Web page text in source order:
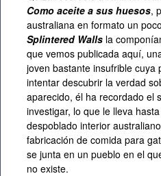
Como aceite a sus huesos,
australiana en formato un
Splintered Walls la
que vemos publicada aquí,
joven bastante insufrible cuya
intentar descubrir la verdad
aparecido, él ha recordado el
investigar, lo que le lleva
despoblado interior
fabricación de comida para
se junta en un pueblo en el
no existe.